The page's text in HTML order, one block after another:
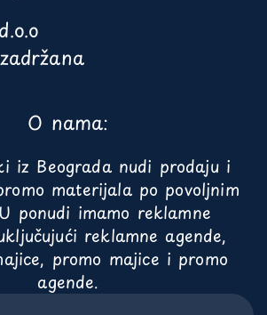
O nama:
iz Beograda nudi prodaju i
materijala po povoljnim
ponudi imamo reklamne
reklamne agende,
promo majice i promo
agende.